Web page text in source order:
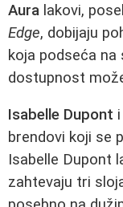
Aura lakovi,
Edge, dobijaju
koja podseća
dostupnost
Isabelle Dupont i
brendovi koji se
Isabelle Dupont
zahtevaju tri